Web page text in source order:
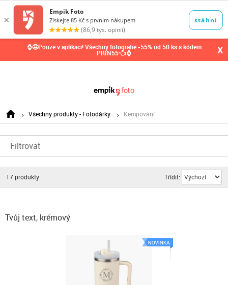
⌚🤩Pouze v aplikaci! Všechny fotografie -55% od 50 ks s kódem
PRIN55👈⌚ X
Všechny produkty - Fotodárky Kempování
Filtrovat
17produkty Třídit:
Tvůj text, krémový